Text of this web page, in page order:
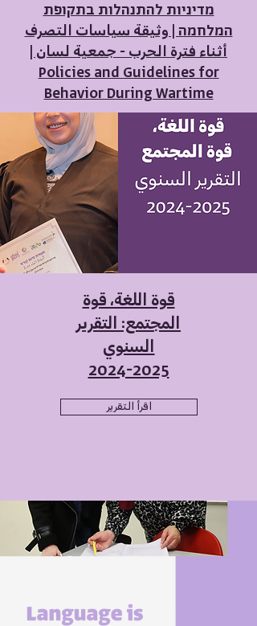
מדיניות להתנהלות בתקופת
המלחמה | وثيقة سياسات التصرف
أثناء فترة الحرب - جمعية لسان |
Policies and Guidelines for
Behavior During Wartime
قوة اللغة، قوة
المجتمع: التقرير
السنوي
2024-2025
اقرأ التقرير